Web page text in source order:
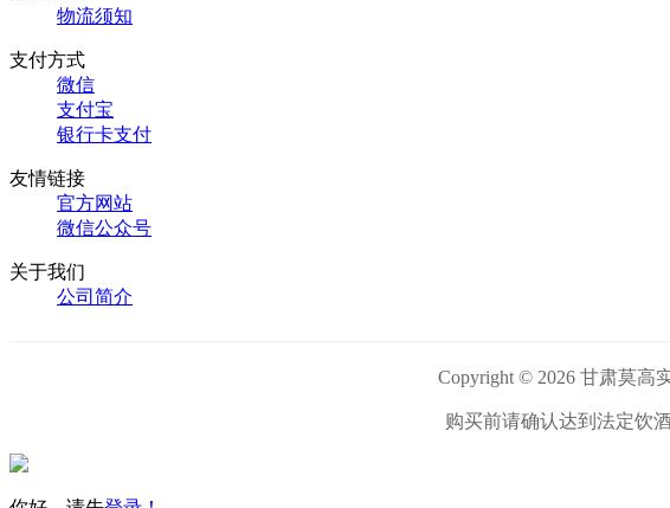
物流须知
支付方式
微信
支付宝
银行卡支付
友情链接
官方网站
微信公众号
关于我们
公司简介
Copyright © 2026 甘肃莫高
购买前请确认达到法定饮